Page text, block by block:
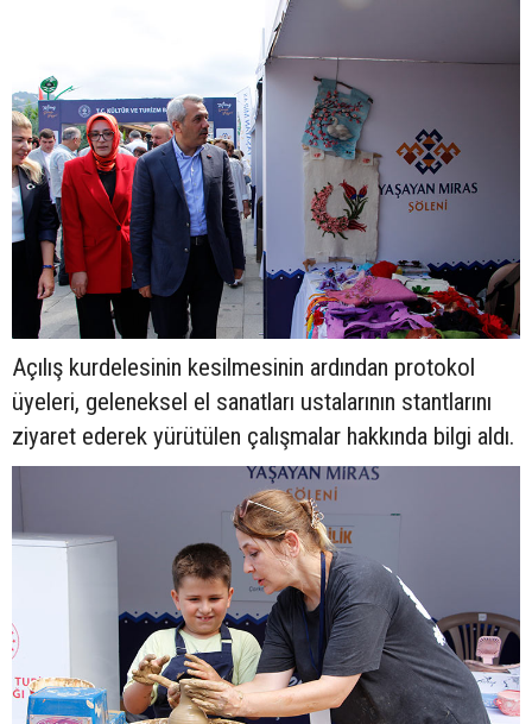
Açılış kurdelesinin kesilmesinin ardından protokol
üyeleri, geleneksel el sanatları ustalarının stantlarını
ziyaret ederek yürütülen çalışmalar hakkında bilgi aldı.